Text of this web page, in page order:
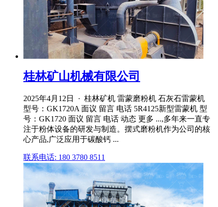
桂林矿山机械有限公司
2025年4月12日 · 桂林矿机 雷蒙磨粉机 石灰石雷蒙机
型号：GK1720A 面议 留言 电话 5R4125新型雷蒙机 型
号：GK1720 面议 留言 电话 动态 更多 ...,多年来一直专
注于粉体设备的研发与制造。摆式磨粉机作为公司的核
心产品,广泛应用于碳酸钙 ...
联系电话: 180 3780 8511